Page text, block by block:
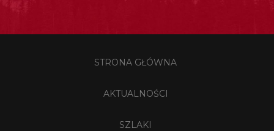
STRONA GŁÓWNA
AKTUALNOŚCI
SZLAKI